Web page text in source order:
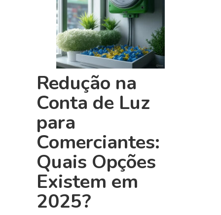
BLOG
Redução na
Conta de Luz
para
Comerciantes:
Quais Opções
Existem em
2025?